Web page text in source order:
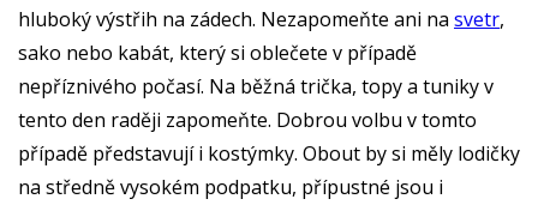
hluboký výstřih na zádech. Nezapomeňte ani na svetr,
sako nebo kabát, který si oblečete v případě
nepříznivého počasí. Na běžná trička, topy a tuniky v
tento den raději zapomeňte. Dobrou volbu v tomto
případě představují i kostýmky. Obout by si měly lodičky
na středně vysokém podpatku, přípustné jsou i